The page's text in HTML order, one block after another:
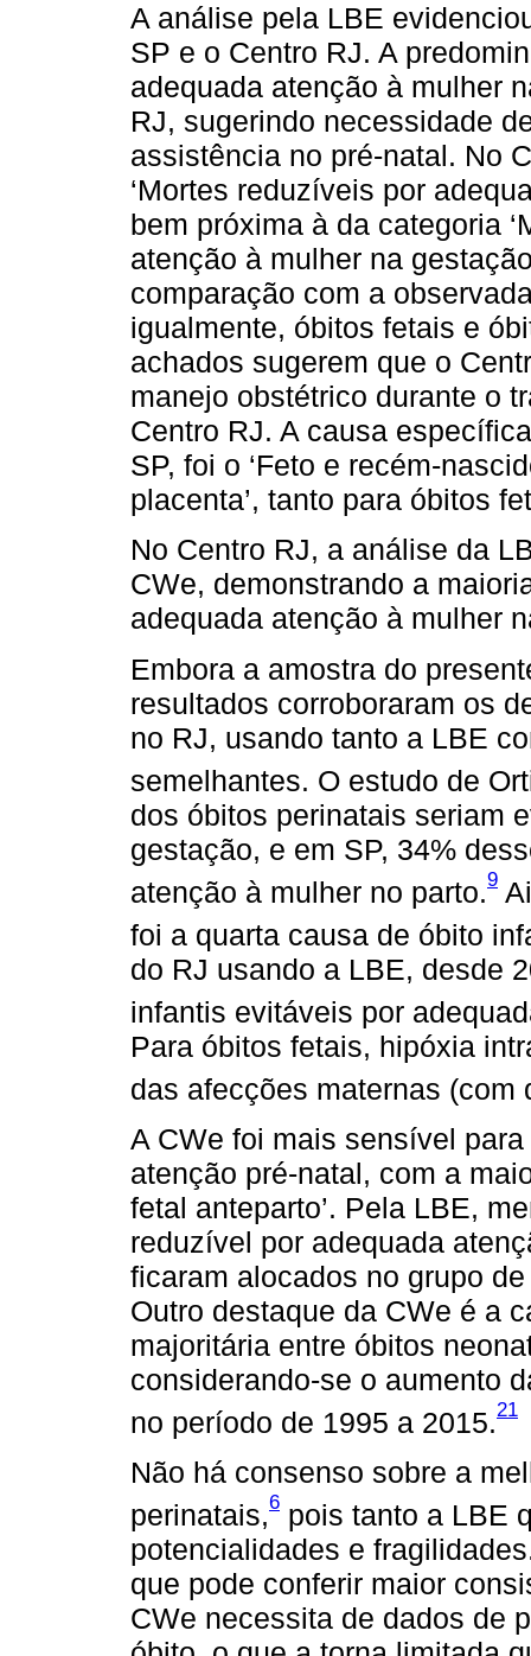
A análise pela LBE
SP e o Centro RJ. A
adequada atenção à mulher
RJ, sugerindo necessidade
assistência no pré-natal. No
‘Mortes reduzíveis por
bem próxima à da categoria
atenção à mulher na
comparação com a
igualmente, óbitos fetais e
achados sugerem que o
manejo obstétrico durante o
Centro RJ. A causa
SP, foi o ‘Feto e recém-
placenta’, tanto para óbitos
No Centro RJ, a análise da
CWe, demonstrando a
adequada atenção à mulher
Embora a amostra do
resultados corroboraram os
no RJ, usando tanto a LBE
semelhantes. O estudo de
dos óbitos perinatais seriam
gestação, e em SP, 34%
atenção à mulher no parto.9
foi a quarta causa de óbito
do RJ usando a LBE, desde
infantis evitáveis por
Para óbitos fetais, hipóxia
das afecções maternas (com
A CWe foi mais sensível
atenção pré-natal, com a
fetal anteparto’. Pela LBE,
reduzível por adequada
ficaram alocados no grupo
Outro destaque da CWe é a
majoritária entre óbitos
considerando-se o aumento
no período de 1995 a 2015.21
Não há consenso sobre a
perinatais,6 pois tanto a LBE
potencialidades e
que pode conferir maior
CWe necessita de dados de